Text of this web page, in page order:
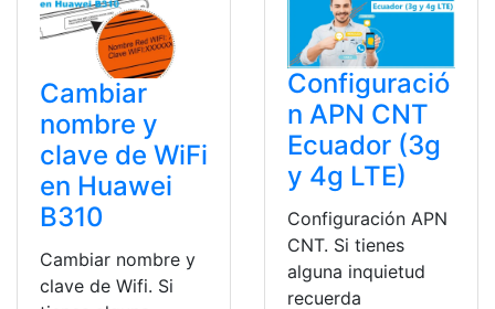
Cambiar
nombre y
clave de WiFi
en Huawei
B310
Cambiar nombre y
clave de Wifi. Si
Configuració
n APN CNT
Ecuador (3g
y 4g LTE)
Configuración APN
CNT. Si tienes
alguna inquietud
recuerda